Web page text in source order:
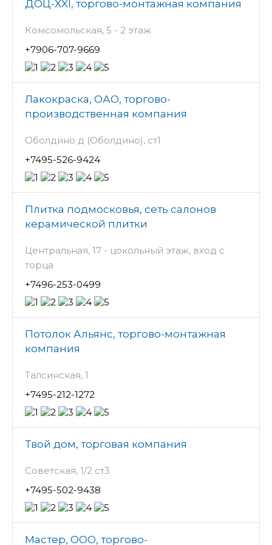
ДОЦ-XXI, торгово-монтажная компания
Комсомольская, 5 - 2 этаж
+7906-707-9669
Лакокраска, ОАО, торгово-
производственная компания
Оболдино д (Оболдино), ст1
+7495-526-9424
Плитка подмосковья, сеть салонов
керамической плитки
Центральная, 17 - цокольный этаж, вход с
торца
+7496-253-0499
Потолок Альянс, торгово-монтажная
компания
Талсинская, 1
+7495-212-1272
Твой дом, торговая компания
Советская, 1/2 ст3
+7495-502-9438
Мастер, ООО, торгово-